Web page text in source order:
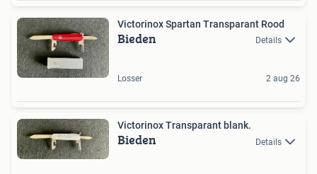
Victorinox Spartan Transparant Rood
Bieden Details
Losser 2 aug 26
Victorinox Transparant blank.
Bieden Details